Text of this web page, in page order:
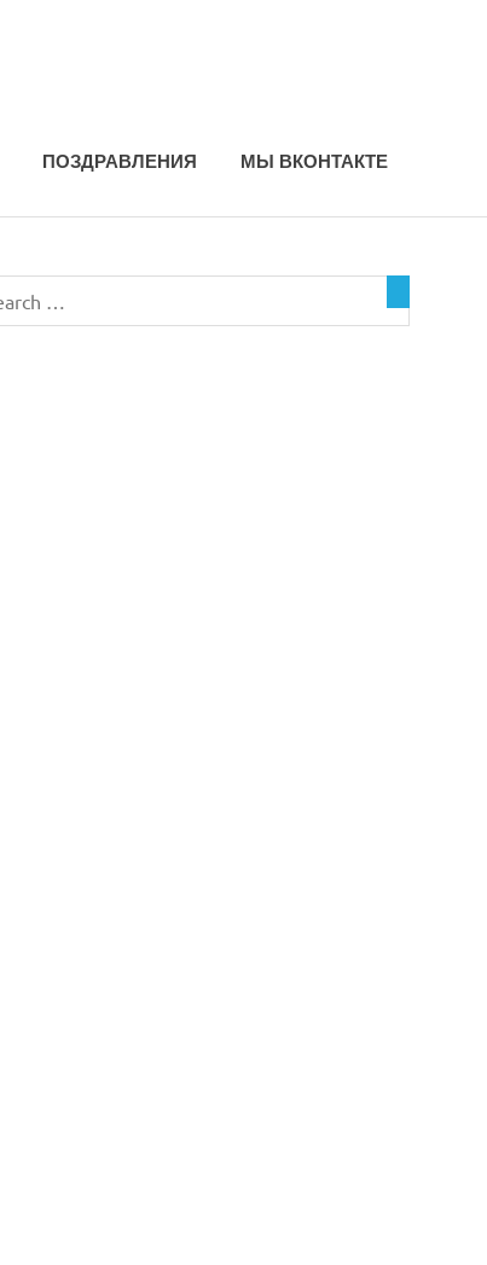
ПОЗДРАВЛЕНИЯ МЫ ВКОНТАКТЕ